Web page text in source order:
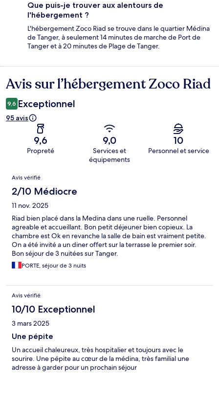
Que puis-je trouver aux alentours de
l'hébergement ?
L'hébergement Zoco Riad se trouve dans le quartier Médina
de Tanger, à seulement 14 minutes de marche de Port de
Tanger et à 20 minutes de Plage de Tanger.
Avis
Avis sur l’hébergement Zoco Riad
9,6 Exceptionnel
95 avis
9,6
Propreté
9,0
Services et
équipements
10
Personnel et service
Avis
Avis vérifié
2/10 Médiocre
11 nov. 2025
Riad bien placé dans la Medina dans une ruelle. Personnel
agreable et accueillant. Bon petit déjeuner bien copieux. La
chambre est Ok en revanche la salle de bain est vraiment petite.
On a été invité a un diner offert sur la terrasse le premier soir.
Bon séjour de 3 nuitées sur Tanger.
PORTE, séjour de 3 nuits
Avis vérifié
10/10 Exceptionnel
3 mars 2025
Une pépite
Un accueil chaleureux, très hospitalier et toujours avec le
sourire. Une pépite au cœur de la médina, très familial une
adresse à garder pour un prochain séjour